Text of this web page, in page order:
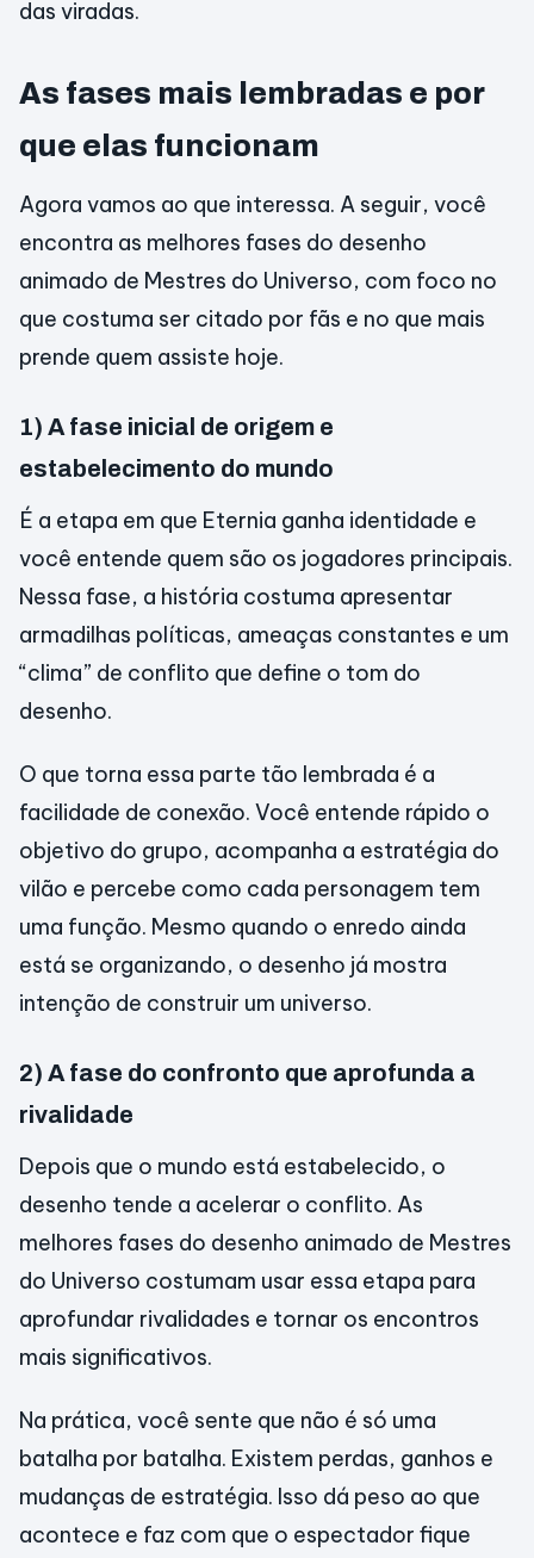
das viradas.
As fases mais lembradas e por
que elas funcionam
Agora vamos ao que interessa. A seguir, você
encontra as melhores fases do desenho
animado de Mestres do Universo, com foco no
que costuma ser citado por fãs e no que mais
prende quem assiste hoje.
1) A fase inicial de origem e
estabelecimento do mundo
É a etapa em que Eternia ganha identidade e
você entende quem são os jogadores principais.
Nessa fase, a história costuma apresentar
armadilhas políticas, ameaças constantes e um
“clima” de conflito que define o tom do
desenho.
O que torna essa parte tão lembrada é a
facilidade de conexão. Você entende rápido o
objetivo do grupo, acompanha a estratégia do
vilão e percebe como cada personagem tem
uma função. Mesmo quando o enredo ainda
está se organizando, o desenho já mostra
intenção de construir um universo.
2) A fase do confronto que aprofunda a
rivalidade
Depois que o mundo está estabelecido, o
desenho tende a acelerar o conflito. As
melhores fases do desenho animado de Mestres
do Universo costumam usar essa etapa para
aprofundar rivalidades e tornar os encontros
mais significativos.
Na prática, você sente que não é só uma
batalha por batalha. Existem perdas, ganhos e
mudanças de estratégia. Isso dá peso ao que
acontece e faz com que o espectador fique